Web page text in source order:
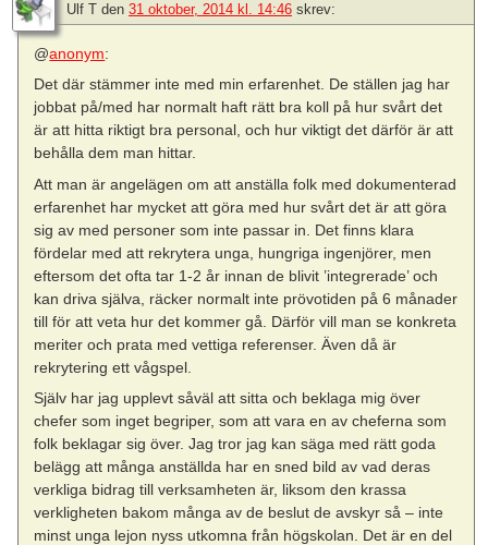
Ulf T den 31 oktober, 2014 kl. 14:46 skrev:
@anonym:
Det där stämmer inte med min erfarenhet. De ställen jag har
jobbat på/med har normalt haft rätt bra koll på hur svårt det
är att hitta riktigt bra personal, och hur viktigt det därför är att
behålla dem man hittar.
Att man är angelägen om att anställa folk med dokumenterad
erfarenhet har mycket att göra med hur svårt det är att göra
sig av med personer som inte passar in. Det finns klara
fördelar med att rekrytera unga, hungriga ingenjörer, men
eftersom det ofta tar 1-2 år innan de blivit ’integrerade’ och
kan driva själva, räcker normalt inte prövotiden på 6 månader
till för att veta hur det kommer gå. Därför vill man se konkreta
meriter och prata med vettiga referenser. Även då är
rekrytering ett vågspel.
Själv har jag upplevt såväl att sitta och beklaga mig över
chefer som inget begriper, som att vara en av cheferna som
folk beklagar sig över. Jag tror jag kan säga med rätt goda
belägg att många anställda har en sned bild av vad deras
verkliga bidrag till verksamheten är, liksom den krassa
verkligheten bakom många av de beslut de avskyr så – inte
minst unga lejon nyss utkomna från högskolan. Det är en del